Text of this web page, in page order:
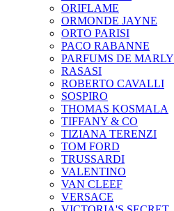
ORIFLAME
ORMONDE JAYNE
ORTO PARISI
PACO RABANNE
PARFUMS DE MARLY
RASASI
ROBERTO CAVALLI
SOSPIRO
THOMAS KOSMALA
TIFFANY & CO
TIZIANA TERENZI
TOM FORD
TRUSSARDI
VALENTINO
VAN CLEEF
VERSACE